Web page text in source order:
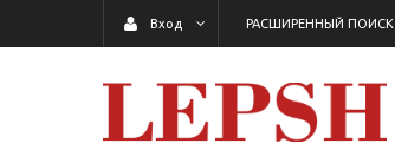
Вход РАСШИРЕННЫЙ ПОИСК